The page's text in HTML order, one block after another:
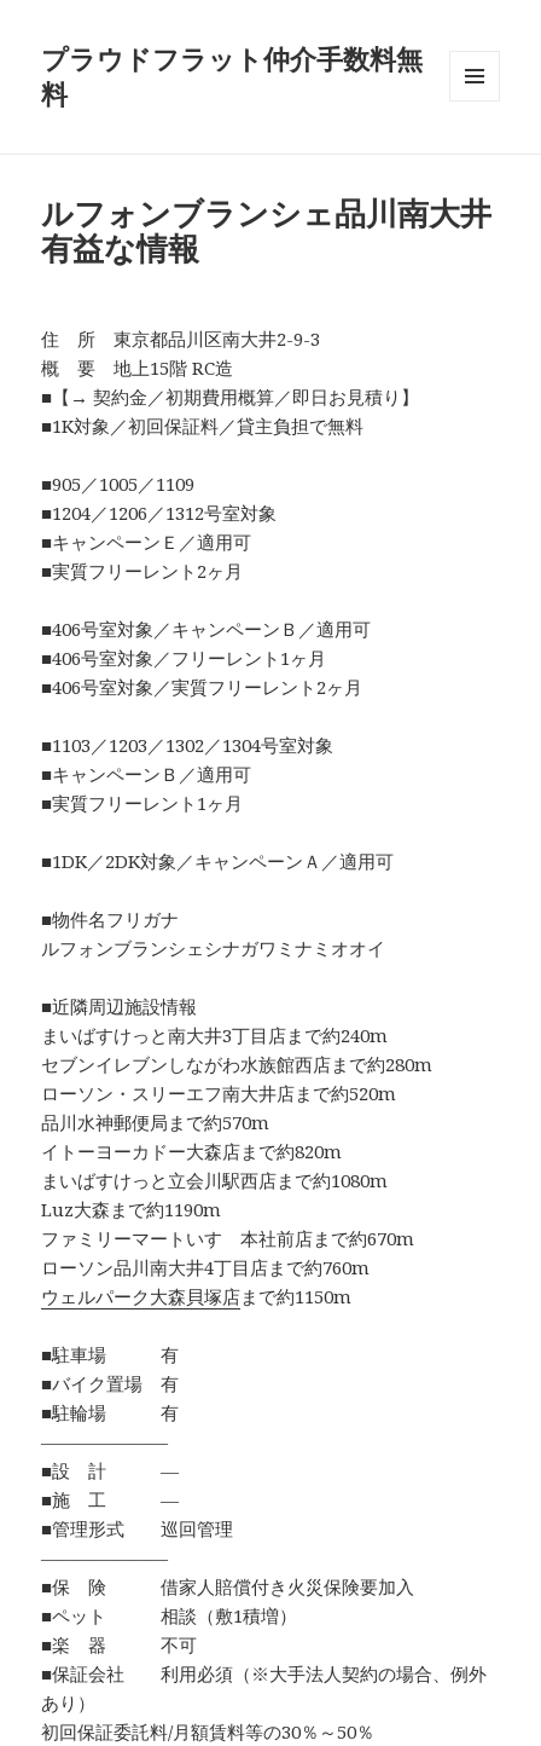
プラウドフラット仲介手数料無
料
ルフォンブランシェ品川南大井
有益な情報
住 所 東京都品川区南大井2-9-3
概 要 地上15階 RC造
■【→ 契約金／初期費用概算／即日お見積り】
■1K対象／初回保証料／貸主負担で無料
■905／1005／1109
■1204／1206／1312号室対象
■キャンペーンＥ／適用可
■実質フリーレント2ヶ月
■406号室対象／キャンペーンＢ／適用可
■406号室対象／フリーレント1ヶ月
■406号室対象／実質フリーレント2ヶ月
■1103／1203／1302／1304号室対象
■キャンペーンＢ／適用可
■実質フリーレント1ヶ月
■1DK／2DK対象／キャンペーンＡ／適用可
■物件名フリガナ
ルフォンブランシェシナガワミナミオオイ
■近隣周辺施設情報
まいばすけっと南大井3丁目店まで約240m
セブンイレブンしながわ水族館西店まで約280m
ローソン・スリーエフ南大井店まで約520m
品川水神郵便局まで約570m
イトーヨーカドー大森店まで約820m
まいばすけっと立会川駅西店まで約1080m
Luz大森まで約1190m
ファミリーマートいすゞ本社前店まで約670m
ローソン品川南大井4丁目店まで約760m
ウェルパーク大森貝塚店まで約1150m
■駐車場 有
■バイク置場 有
■駐輪場 有
―――――――
■設 計 ―
■施 工 ―
■管理形式 巡回管理
―――――――
■保 険 借家人賠償付き火災保険要加入
■ペット 相談（敷1積増）
■楽 器 不可
■保証会社 利用必須（※大手法人契約の場合、例外
あり）
初回保証委託料/月額賃料等の30％～50％